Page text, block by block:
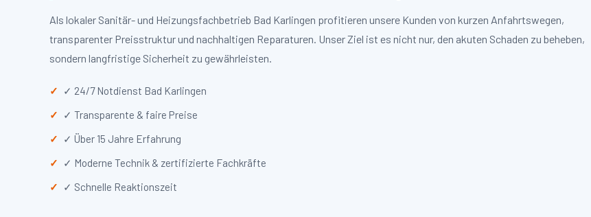
Als lokaler Sanitär- und Heizungsfachbetrieb Bad Karlingen profitieren unsere Kunden von kurzen Anfahrtswegen,
transparenter Preisstruktur und nachhaltigen Reparaturen. Unser Ziel ist es nicht nur, den akuten Schaden zu beheben,
sondern langfristige Sicherheit zu gewährleisten.
✓ 24/7 Notdienst Bad Karlingen
✓ Transparente & faire Preise
✓ Über 15 Jahre Erfahrung
✓ Moderne Technik & zertifizierte Fachkräfte
✓ Schnelle Reaktionszeit